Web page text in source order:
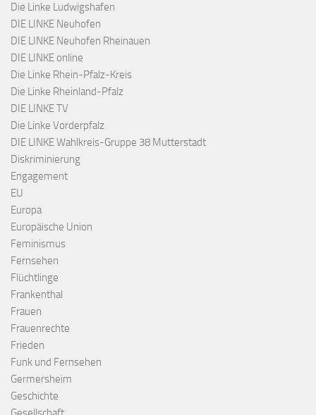
Die Linke Ludwigshafen
DIE LINKE Neuhofen
DIE LINKE Neuhofen Rheinauen
DIE LINKE online
Die Linke Rhein-Pfalz-Kreis
Die Linke Rheinland-Pfalz
DIE LINKE TV
Die Linke Vorderpfalz
DIE LINKE Wahlkreis-Gruppe 38 Mutterstadt
Diskriminierung
Engagement
EU
Europa
Europäische Union
Feminismus
Fernsehen
Flüchtlinge
Frankenthal
Frauen
Frauenrechte
Frieden
Funk und Fernsehen
Germersheim
Geschichte